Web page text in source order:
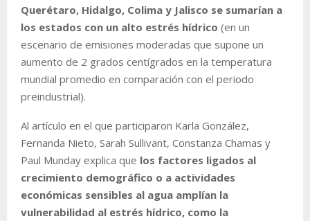
Querétaro, Hidalgo, Colima y Jalisco se sumarían a
los estados con un alto estrés hídrico (en un
escenario de emisiones moderadas que supone un
aumento de 2 grados centígrados en la temperatura
mundial promedio en comparación con el periodo
preindustrial).
Al artículo en el que participaron Karla González,
Fernanda Nieto, Sarah Sullivant, Constanza Chamas y
Paul Munday explica que los factores ligados al
crecimiento demográfico o a actividades
económicas sensibles al agua amplían la
vulnerabilidad al estrés hídrico, como la